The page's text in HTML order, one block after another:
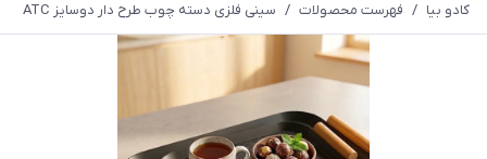
کادو بیا / فهرست محصولات / سینی فلزی دسته چوب طرح دار دوسایز ATC